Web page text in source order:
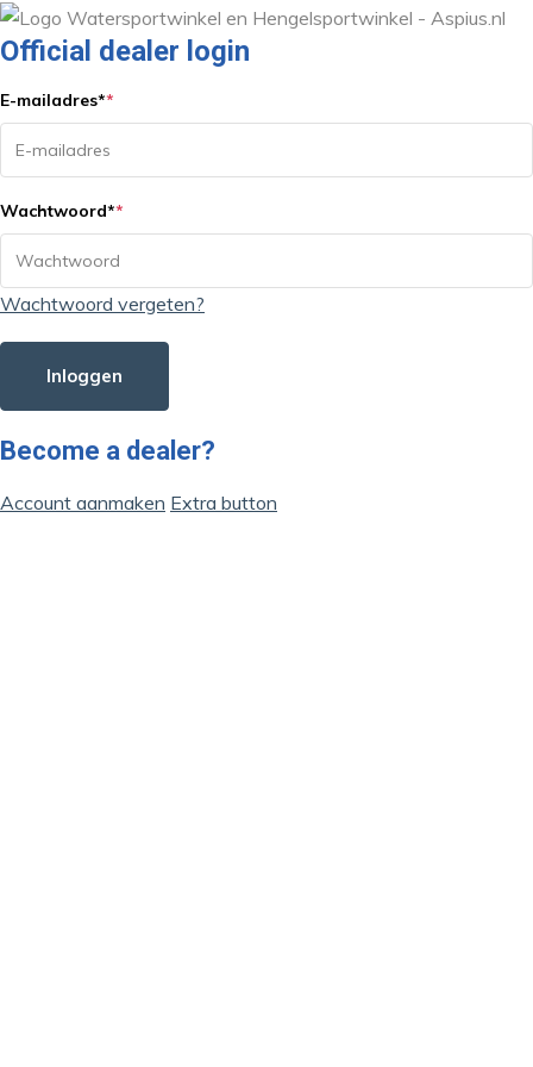
Official dealer login
E-mailadres**
Wachtwoord**
Wachtwoord vergeten?
Inloggen
Become a dealer?
Account aanmaken Extra button